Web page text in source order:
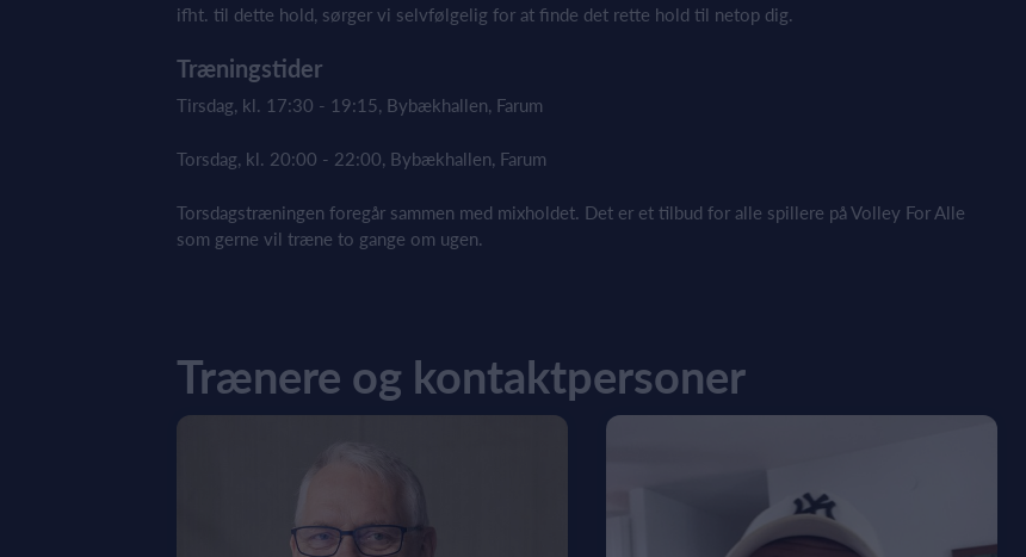
ifht. til dette hold, sørger vi selvfølgelig for at finde det rette hold til netop dig.
Træningstider
Tirsdag, kl. 17:30 - 19:15, Bybækhallen, Farum
Torsdag, kl. 20:00 - 22:00, Bybækhallen, Farum
Torsdagstræningen foregår sammen med mixholdet. Det er et tilbud for alle spillere på Volley For Alle
som gerne vil træne to gange om ugen.
Trænere og kontaktpersoner